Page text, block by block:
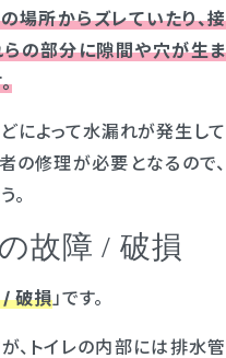
場所からズレていたり、接
の部分に隙間や穴が生ま
によって水漏れが発生して
の修理が必要となるので、
。
故障 / 破損
/ 破損」です。
、トイレの内部には排水管